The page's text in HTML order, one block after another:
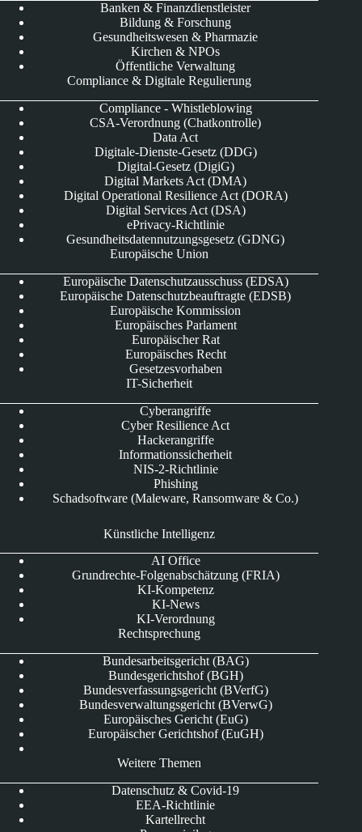
Banken & Finanzdienstleister
Bildung & Forschung
Gesundheitswesen & Pharmazie
Kirchen & NPOs
Öffentliche Verwaltung
Compliance & Digitale Regulierung
Compliance - Whistleblowing
CSA-Verordnung (Chatkontrolle)
Data Act
Digitale-Dienste-Gesetz (DDG)
Digital-Gesetz (DigiG)
Digital Markets Act (DMA)
Digital Operational Resilience Act (DORA)
Digital Services Act (DSA)
ePrivacy-Richtlinie
Gesundheitsdatennutzungsgesetz (GDNG)
Europäische Union
Europäische Datenschutzausschuss (EDSA)
Europäische Datenschutzbeauftragte (EDSB)
Europäische Kommission
Europäisches Parlament
Europäischer Rat
Europäisches Recht
Gesetzesvorhaben
IT-Sicherheit
Cyberangriffe
Cyber Resilience Act
Hackerangriffe
Informationssicherheit
NIS-2-Richtlinie
Phishing
Schadsoftware (Maleware, Ransomware & Co.)
Künstliche Intelligenz
AI Office
Grundrechte-Folgenabschätzung (FRIA)
KI-Kompetenz
KI-News
KI-Verordnung
Rechtsprechung
Bundesarbeitsgericht (BAG)
Bundesgerichtshof (BGH)
Bundesverfassungsgericht (BVerfG)
Bundesverwaltungsgericht (BVerwG)
Europäisches Gericht (EuG)
Europäischer Gerichtshof (EuGH)
Weitere Themen
Datenschutz & Covid-19
EEA-Richtlinie
Kartellrecht